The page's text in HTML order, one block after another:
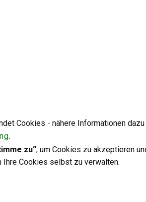
Cookies - nähere Informationen
.
zu“, um Cookies zu akzeptieren
Ihre Cookies selbst zu verwalten.